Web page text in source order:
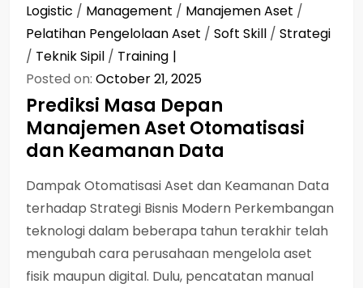
Logistic / Management / Manajemen Aset /
Pelatihan Pengelolaan Aset / Soft Skill / Strategi
/ Teknik Sipil / Training
Posted on: October 21, 2025
Prediksi Masa Depan
Manajemen Aset Otomatisasi
dan Keamanan Data
Dampak Otomatisasi Aset dan Keamanan Data
terhadap Strategi Bisnis Modern Perkembangan
teknologi dalam beberapa tahun terakhir telah
mengubah cara perusahaan mengelola aset
fisik maupun digital. Dulu, pencatatan manual